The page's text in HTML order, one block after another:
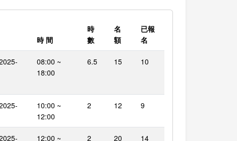
時 間
時
數
名
額
已報
名
08:00 ~
18:00
6.5 15 10
10:00 ~
12:00
2 12 9
12:00 ~ 2 20 14